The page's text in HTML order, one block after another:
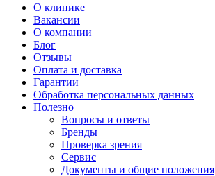
О клинике
Вакансии
О компании
Блог
Отзывы
Оплата и доставка
Гарантии
Обработка персональных данных
Полезно
Вопросы и ответы
Бренды
Проверка зрения
Сервис
Документы и общие положения